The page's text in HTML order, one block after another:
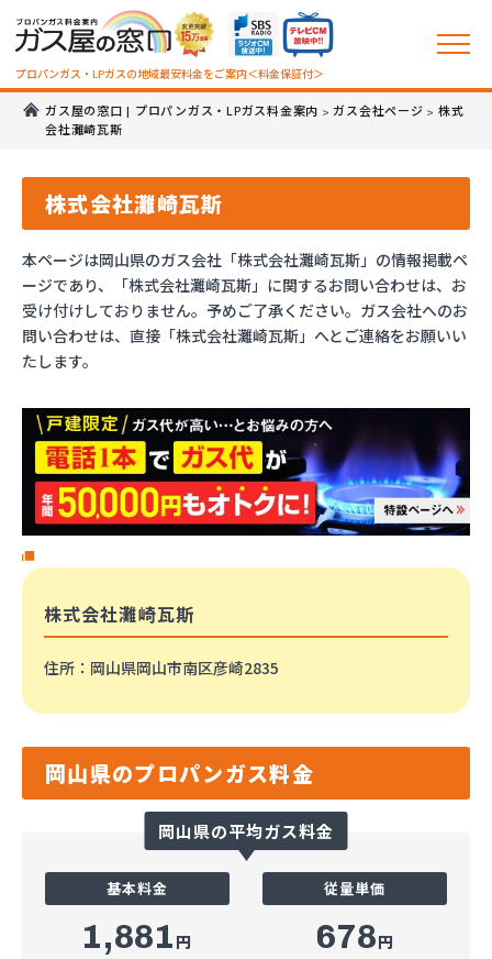
プロパンガス・LPガスの地域最安料金をご案内＜料金保証付＞
ガス屋の窓口 | プロパンガス・LPガス料金案内 >ガス会社ページ > 株式
会社灘崎瓦斯
株式会社灘崎瓦斯
本ページは岡山県のガス会社「株式会社灘崎瓦斯」の情報掲載ペ
ージであり、「株式会社灘崎瓦斯」に関するお問い合わせは、お
受け付けしておりません。予めご了承ください。ガス会社へのお
問い合わせは、直接「株式会社灘崎瓦斯」へとご連絡をお願いい
たします。
株式会社灘崎瓦斯
住所 ：岡山県岡山市南区彦崎2835
岡山県のプロパンガス料金
岡山県の平均ガス料金
基本料金
1,881 円
従量単価
678円